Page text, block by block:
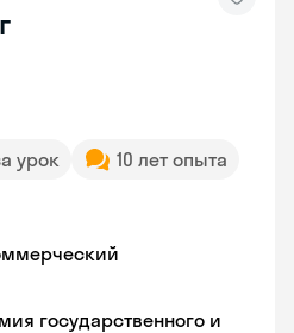
урок
10 лет опыта
государственного и